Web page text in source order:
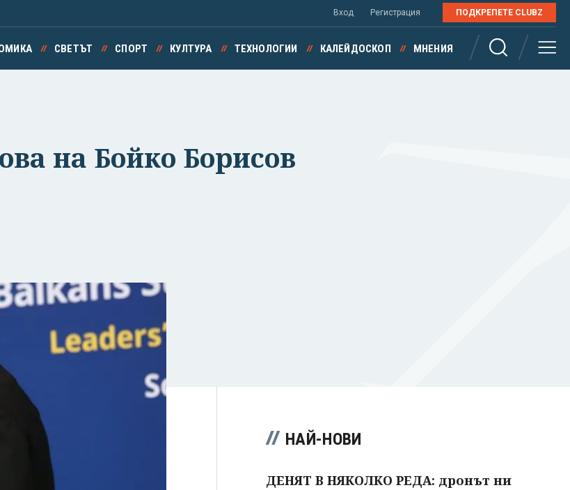
Вход Регистрация ПОДКРЕПЕТЕ CLUBZ
СВЕТЪТ СПОРТ КУЛТУРА ТЕХНОЛОГИИ КАЛЕЙДОСКОП МНЕНИЯ
на Бойко Борисов
НАЙ-НОВИ
ДЕНЯТ В НЯКОЛКО РЕДА: дронът ни